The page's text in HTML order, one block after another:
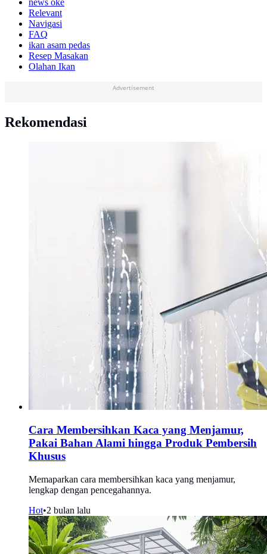
Relevant
Navigasi
FAQ
ikan asam pedas
Resep Masakan
Olahan Ikan
Advertisement
Rekomendasi
Cara Membersihkan Kaca yang Menjamur,
Pakai Bahan Alami hingga Produk Pembersih
Khusus
Memaparkan cara membersihkan kaca yang menjamur,
lengkap dengan pencegahannya.
Hot•2 bulan lalu